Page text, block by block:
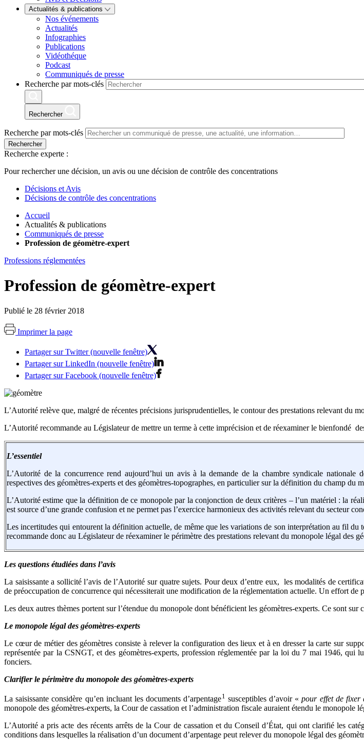
Actualités & publications
Nos événements
Actualités
Infographies
Publications
Vidéothéque
Podcast
Communiqués de presse
Recherche par mots-clés
Rechercher
Recherche par mots-clés
Rechercher
Recherche experte :
Pour rechercher une décision, un avis ou une décision de contrôle des concentrations
Décisions et Avis
Décisions de contrôle des concentrations
Accueil
Actualités & publications
Communiqués de presse
Profession de géomètre-expert
Professions réglementées
Profession de géomètre-expert
Publié le 28 février 2018
Imprimer la page
Partager sur Twitter (nouvelle fenêtre)
Partager sur LinkedIn (nouvelle fenêtre)
Partager sur Facebook (nouvelle fenêtre)
L’Autorité relève que, malgré de récentes précisions jurisprudentielles, le contour des prestations relevant du
L’Autorité recommande au Législateur de mettre un terme à cette imprécision et de réexaminer le bienfondé
L’essentiel
L’Autorité de la concurrence rend aujourd’hui un avis à la demande de la chambre syndicale
respectives des géomètres-experts et des géomètres-topographes, en particulier sur la définition du champ
L’Autorité estime que la définition de ce monopole par la conjonction de deux critères – l’un matériel : la
est source d’une grande confusion et ne permet pas l’exercice harmonieux des activités relevant du secteur
Les incertitudes qui entourent la définition actuelle, de même que les variations de son interprétation au fil
recommande donc au Législateur de réexaminer le périmètre des prestations relevant du monopole légal des
Les questions étudiées dans l’avis
La saisissante a sollicité l’avis de l’Autorité sur quatre sujets. Pour deux d’entre eux, les modalités de
de préoccupation de concurrence qui nécessiterait une modification de la réglementation actuelle. Un effort de
Les deux autres thèmes portent sur l’étendue du monopole dont bénéficient les géomètres-experts. Ce sont
Le monopole légal des géomètres-experts
Le cœur de métier des géomètres consiste à relever la configuration des lieux et à en dresser la carte sur
représentée par la CSNGT, et des géomètres-experts, profession réglementée par la loi du 7 mai 1946, qui
fonciers.
Clarifier le périmètre du monopole des géomètres-experts
La saisissante considère qu’en incluant les documents d’arpentage1 susceptibles d’avoir « pour effet de fixer
monopole des géomètres-experts, la Cour de cassation et l’administration fiscale auraient étendu le monopole
L’Autorité a pris acte des récents arrêts de la Cour de cassation et du Conseil d’État, qui ont clarifié les
conditions dans lesquelles la réalisation d’un document d’arpentage peut relever du monopole légal des